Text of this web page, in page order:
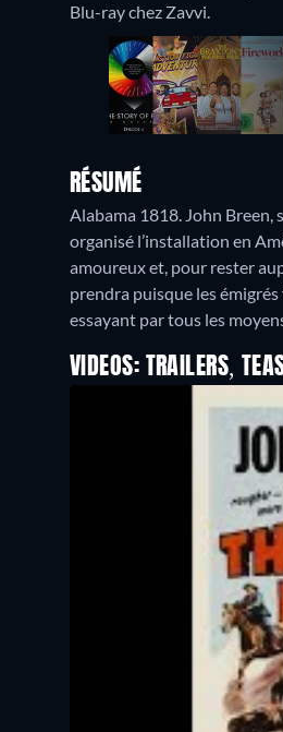
Blu-ray chez Zavvi.
RÉSUMÉ
Alabama 1818. John
organisé l’installation en
amoureux et, pour rester
prendra puisque les
essayant par tous les
VIDEOS: TRAILERS,